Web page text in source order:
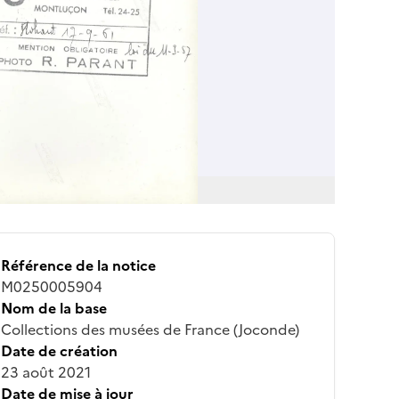
Référence de la notice
M0250005904
Nom de la base
Collections des musées de France (Joconde)
Date de création
23 août 2021
Date de mise à jour